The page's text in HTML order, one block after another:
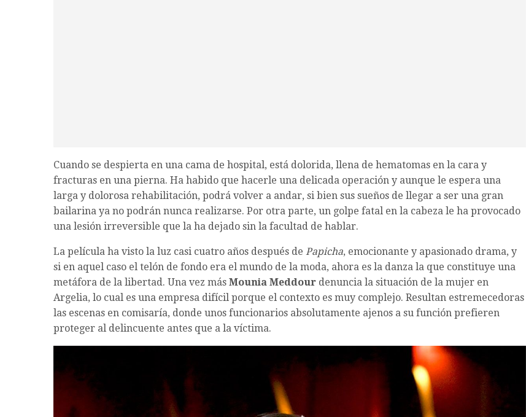
Cuando se despierta en una cama de hospital, está dolorida, llena de hematomas en la cara y
fracturas en una pierna. Ha habido que hacerle una delicada operación y aunque le espera una
larga y dolorosa rehabilitación, podrá volver a andar, si bien sus sueños de llegar a ser una gran
bailarina ya no podrán nunca realizarse. Por otra parte, un golpe fatal en la cabeza le ha provocado
una lesión irreversible que la ha dejado sin la facultad de hablar.
La película ha visto la luz casi cuatro años después de Papicha, emocionante y apasionado drama, y
si en aquel caso el telón de fondo era el mundo de la moda, ahora es la danza la que constituye una
metáfora de la libertad. Una vez más Mounia Meddour denuncia la situación de la mujer en
Argelia, lo cual es una empresa difícil porque el contexto es muy complejo. Resultan estremecedoras
las escenas en comisaría, donde unos funcionarios absolutamente ajenos a su función prefieren
proteger al delincuente antes que a la víctima.